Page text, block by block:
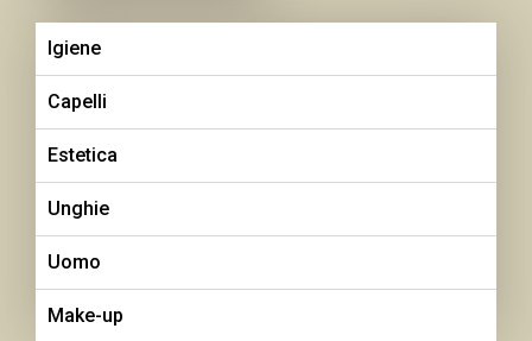
Igiene
Capelli
Estetica
Unghie
Uomo
Make-up